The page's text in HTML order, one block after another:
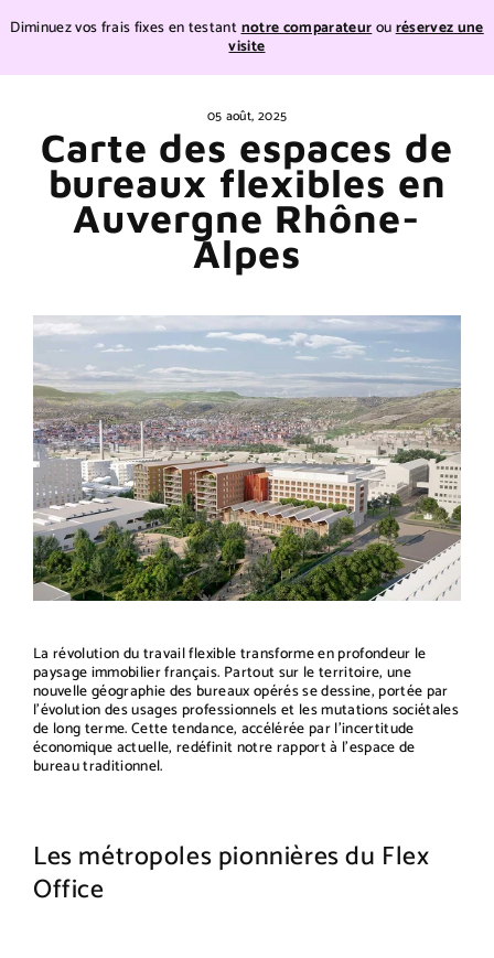
Diminuez vos frais fixes en testantnotre comparateurouréservez une
visite
Passer
05 août, 2025
Carte des espaces de
bureaux flexibles en
Auvergne Rhône-
Alpes
La révolution du travail flexible transforme en profondeur le
paysage immobilier français. Partout sur le territoire, une
nouvelle géographie des bureaux opérés se dessine, portée par
l'évolution des usages professionnels et les mutations sociétales
de long terme. Cette tendance, accélérée par l'incertitude
économique actuelle, redéfinit notre rapport à l'espace de
bureau traditionnel.
Les métropoles pionnières du Flex
Office